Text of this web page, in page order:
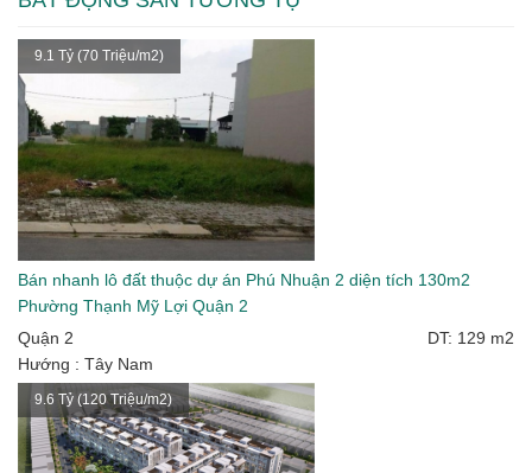
9.1 Tỷ (70 Triệu/m2)
Bán nhanh lô đất thuộc dự án Phú Nhuận 2 diện tích 130m2
Phường Thạnh Mỹ Lợi Quận 2
Quận 2
DT: 129 m2
Hướng : Tây Nam
9.6 Tỷ (120 Triệu/m2)